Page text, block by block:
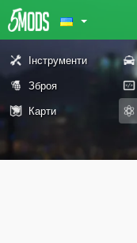
Інструменти
Зброя
Карти